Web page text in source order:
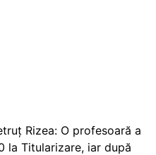
Rizea: O profesoară a
la Titularizare, iar după